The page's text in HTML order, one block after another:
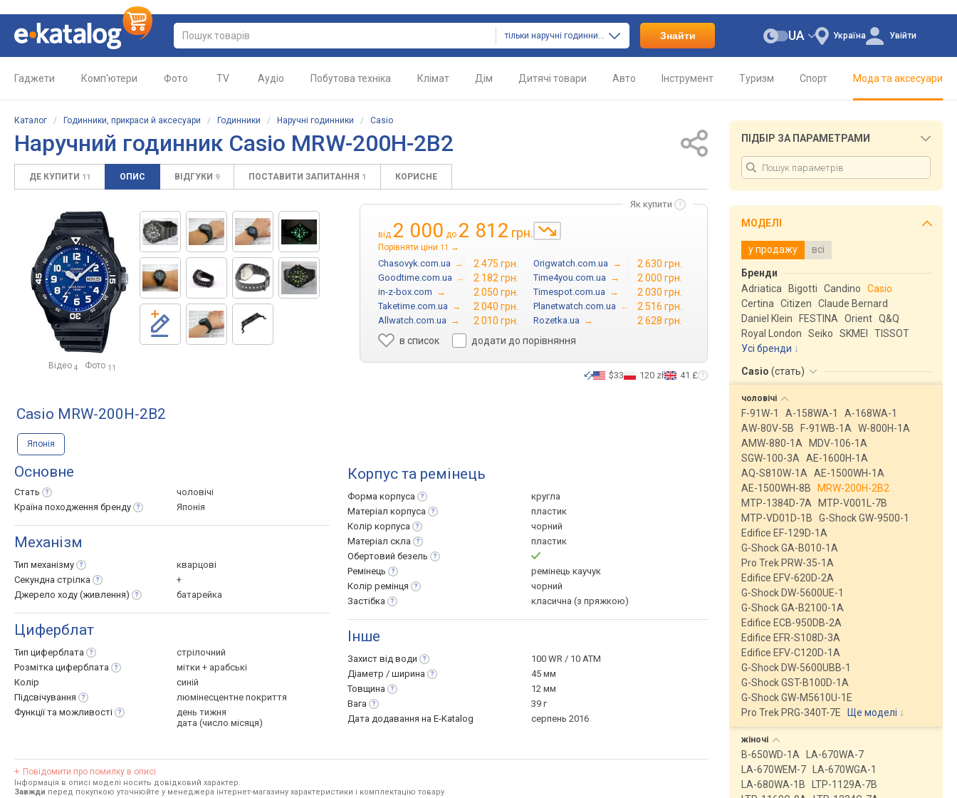
тільки наручні годинники Знайти Україна
UA Увійти
Гаджети Комп'ютери Фото TV Аудіо Побутова техніка Клімат Дім Дитячі товари Авто Інструмент Туризм Спорт Мода та аксесуари
Каталог / Годинники, прикраси й аксесуари / Годинники / Наручні годинники / Casio
Наручний годинник Casio MRW-200H-2B2
ДЕ КУПИТИ 11 ОПИС ВІДГУКИ 9 ПОСТАВИТИ ЗАПИТАННЯ 1 КОРИСНЕ
Відео 4 Фото 11
Як купити
від 2 000 до 2 812 грн.
Порівняти ціни 11 →
Chasovyk.com.ua → 2 475 грн. Origwatch.com.ua → 2 630 грн.
Goodtime.com.ua → 2 182 грн. Time4you.com.ua → 2 000 грн.
in-z-box.com → 2 050 грн. Timespot.com.ua → 2 030 грн.
Taketime.com.ua → 2 040 грн. Planetwatch.com.ua → 2 516 грн.
Allwatch.com.ua → 2 010 грн. Rozetka.ua →
2 628 грн.
в список
додати до порівняння
$33 120 zł 41 £
Casio MRW-200H-2B2
Японія
Основне
Стать
чоловічі
Країна походження бренду Японія
Механізм
Тип механізму
кварцові
Секундна стрілка
+
Джерело ходу (живлення) батарейка
Циферблат
Тип циферблата
стрілочний
Розмітка циферблата
мітки + арабські
Колір
синій
Підсвічування
люмінесцентне покриття
Функції та можливості
день тижня
дата (число місяця)
Корпус та ремінець
Форма корпуса
кругла
Матеріал корпуса
пластик
Колір корпуса
чорний
Матеріал скла
пластик
Обертовий безель
Ремінець
ремінець каучук
Колір ремінця
чорний
Застібка
класична (з пряжкою)
Інше
Захист від води
100 WR / 10 ATM
Діаметр / ширина
45 мм
Товщина
12 мм
Вага
39 г
Дата додавання на E-Katalog
серпень 2016
Повідомити про помилку в описі
Інформація в описі моделі носить довідковий характер.
Завжди перед покупкою уточнюйте у менеджера інтернет-магазину характеристики і комплектацію товару
ПІДБІР ЗА ПАРАМЕТРАМИ
МОДЕЛІ
у продажу всі
Бренди
Adriatica
Bigotti Candino
Casio
Certina
Citizen
Claude Bernard
Daniel Klein
FESTINA Orient Q&Q
Royal London
Seiko SKMEI
TISSOT
Усі бренди
Casio (стать)
чоловічі
F-91W-1 A-158WA-1
A-168WA-1
AW-80V-5B
F-91WB-1A
W-800H-1A
AMW-880-1A
MDV-106-1A
SGW-100-3A
AE-1600H-1A
AQ-S810W-1A
AE-1500WH-1A
AE-1500WH-8B
MRW-200H-2B2
MTP-1384D-7A
MTP-V001L-7B
MTP-VD01D-1B
G-Shock GW-9500-1
Edifice EF-129D-1A
G-Shock GA-B010-1A
Pro Trek PRW-35-1A
Edifice EFV-620D-2A
G-Shock DW-5600UE-1
G-Shock GA-B2100-1A
Edifice ECB-950DB-2A
Edifice EFR-S108D-3A
Edifice EFV-C120D-1A
G-Shock DW-5600UBB-1
G-Shock GST-B100D-1A
G-Shock GW-M5610U-1E
Pro Trek PRG-340T-7E
Ще моделі ↓
жіночі
B-650WD-1A
LA-670WA-7
LA-670WEM-7
LA-670WGA-1
LA-680WA-1B
LTP-1129A-7B